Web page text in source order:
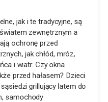
jak i te tradycyjne, są
zewnętrznym a
ochronę przed
jak chłód, mróz,
i wiatr. Czy okna
przed hałasem? Dzieci
grillujący latem do
samochody